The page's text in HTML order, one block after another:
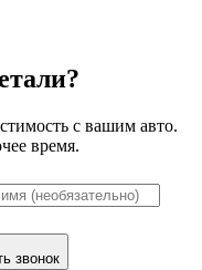
с вашим авто.
время.
звонок